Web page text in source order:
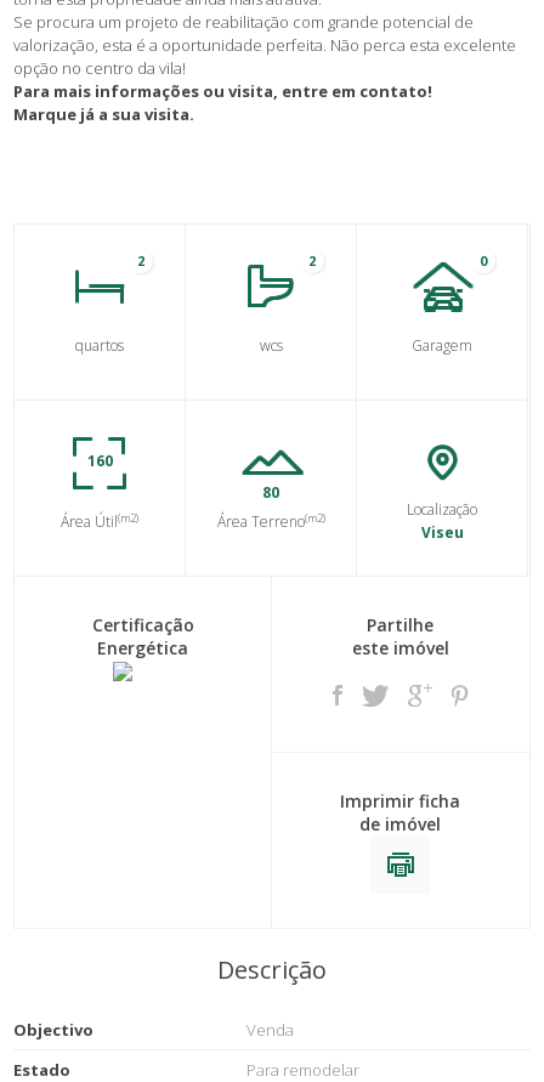
Se procura um projeto de reabilitação com grande potencial de
valorização, esta é a oportunidade perfeita. Não perca esta excelente
opção no centro da vila!
Para mais informações ou visita, entre em contato!
Marque já a sua visita.
2
quartos
2
wcs
0
Garagem
160
Área Útil(m2)
80
Área Terreno(m2)
Localização
Viseu
Certificação
Energética
Partilhe
este imóvel
Imprimir ficha
de imóvel
Descrição
Objectivo
Venda
Estado
Para remodelar